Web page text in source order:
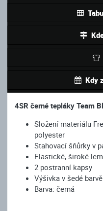
Kdy
4SR černé tepláky Team
Složení materiálu
polyester
Stahovací šňůrky v
Elastické, široké
2 postranní kapsy
Výšivka v šedé barvě
Barva: černá